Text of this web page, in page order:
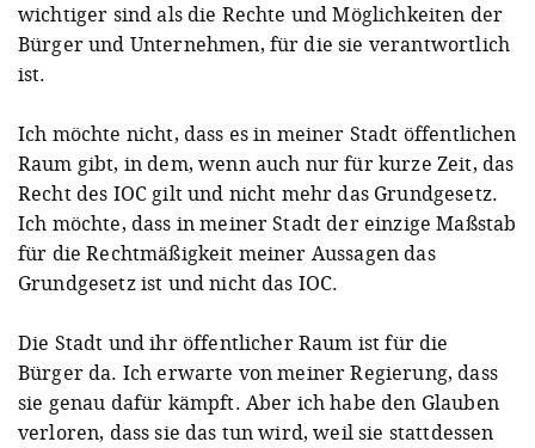
wichtiger sind als die Rechte und Möglichkeiten der
Bürger und Unternehmen, für die sie verantwortlich
ist.
Ich möchte nicht, dass es in meiner Stadt öffentlichen
Raum gibt, in dem, wenn auch nur für kurze Zeit, das
Recht des IOC gilt und nicht mehr das Grundgesetz.
Ich möchte, dass in meiner Stadt der einzige Maßstab
für die Rechtmäßigkeit meiner Aussagen das
Grundgesetz ist und nicht das IOC.
Die Stadt und ihr öffentlicher Raum ist für die
Bürger da. Ich erwarte von meiner Regierung, dass
sie genau dafür kämpft. Aber ich habe den Glauben
verloren, dass sie das tun wird, weil sie stattdessen